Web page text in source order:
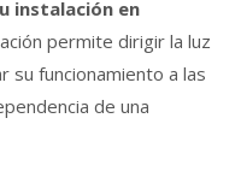
instalación en
permite dirigir la luz
su funcionamiento a las
de una